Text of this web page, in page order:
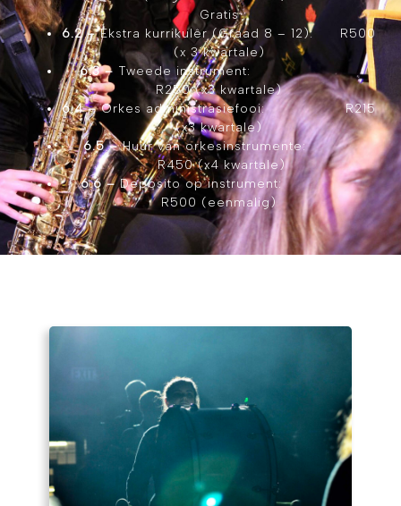
Gratis
6.2 –Ekstra kurrikulêr (Graad 8 – 12): R500
(x 3 kwartale)
6.3 – Tweede instrument:
R250 (x3 kwartale)
6.4 –Orkes administrasiefooi: R215
(x3 kwartale)
6.5 –Huur van orkesinstrumente:
R450 (x4 kwartale)
6.6 –Deposito op instrument:
R500 (eenmalig)